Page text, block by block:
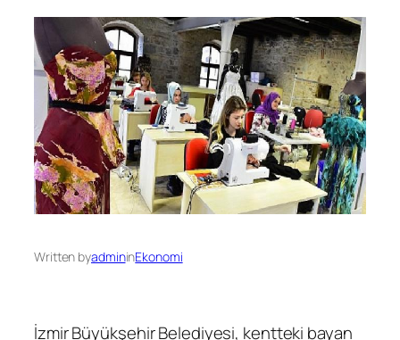
Written byadmininEkonomi
İzmir Büyükşehir Belediyesi, kentteki bayan